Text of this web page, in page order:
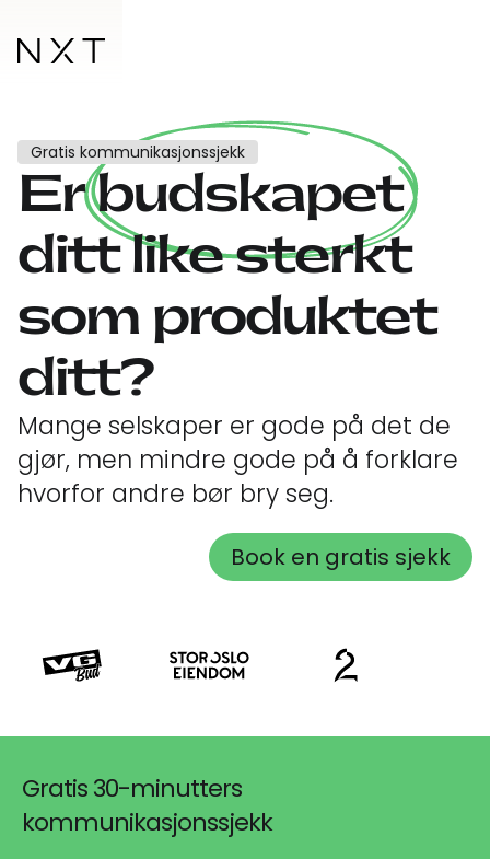
Gratis kommunikasjonssjekk
Er budskapet
ditt like sterkt
som produktet
ditt?
Mange selskaper er gode på det de
gjør, men mindre gode på å forklare
hvorfor andre bør bry seg.
Book en gratis sjekk
Gratis 30-minutters
kommunikasjonssjekk